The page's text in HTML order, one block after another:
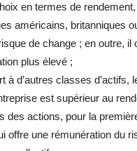
en termes de
américains, britanniques
de change ; en outre, il
plus élevé ;
à d’autres classes d’actifs,
est supérieur au
des actions, pour la
offre une rémunération du